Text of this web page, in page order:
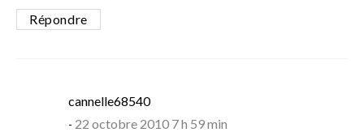
Répondre
cannelle68540says:
22 octobre 2010 7 h 59 min